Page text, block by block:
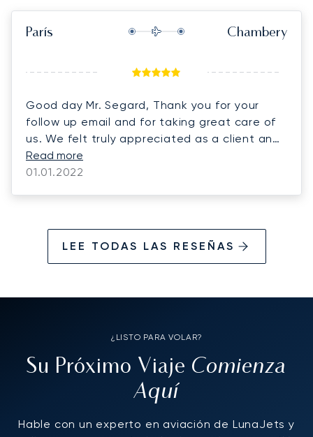
París Chambery
Good day Mr. Segard, Thank you for your
follow up email and for taking great care of
us. We felt truly appreciated as a client and
the service was back to what we are used to
have. The amount of dedication Guillaume
difference will always be when we can see
the support from the team to navigate the
pandemic will go on the next few days. Kind
regards,
Read more
01.01.2022
LEE TODAS LAS RESEÑAS
¿LISTO PARA VOLAR?
Su Próximo Viaje Comienza
Aquí
Hable con un experto en aviación de LunaJets y